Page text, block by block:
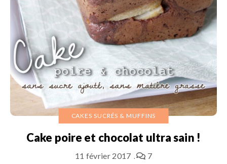
CAKES SUCRÉS & MUFFINS
Cake poire et chocolat ultra sain !
11 février 2017 7